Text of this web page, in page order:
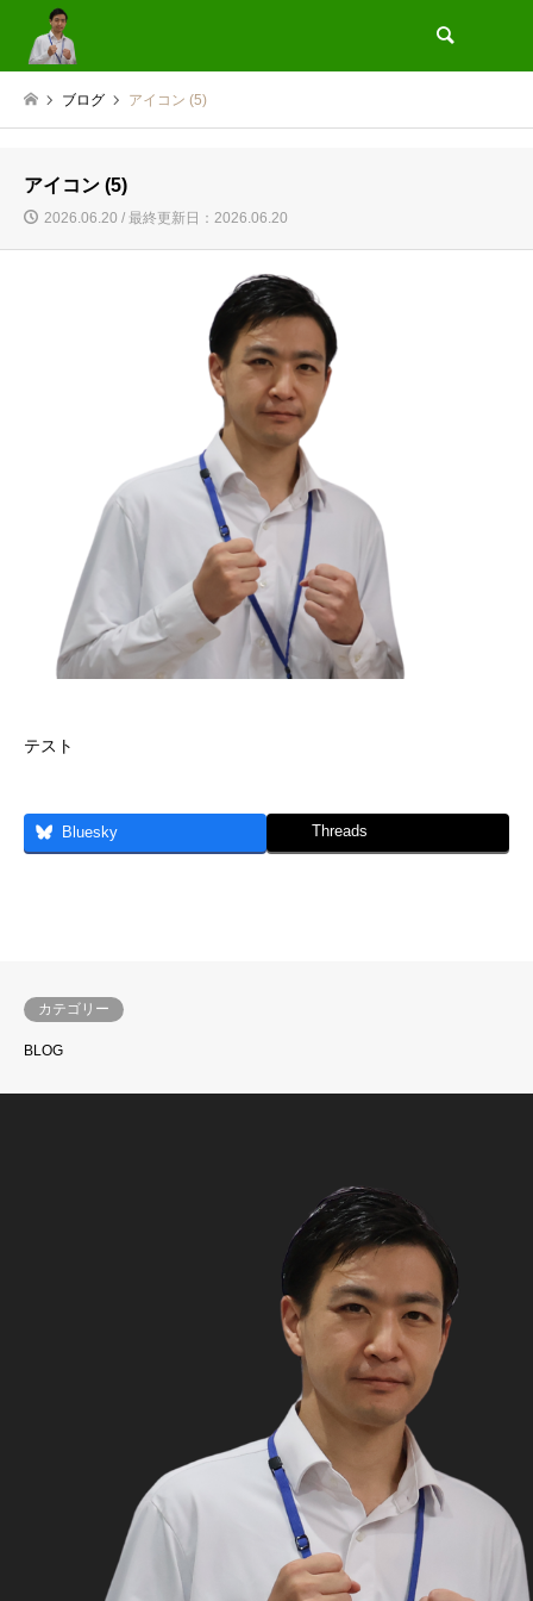
ブログ アイコン (5)
アイコン (5)
2026.06.20 / 最終更新日：2026.06.20
テスト
Bluesky Threads
カテゴリー
BLOG